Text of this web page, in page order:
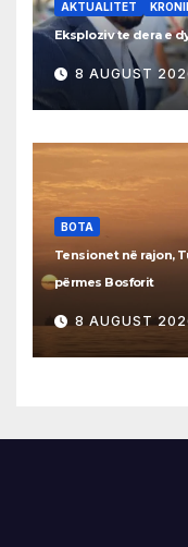
AKTUALITET
Eksploziv te dera e
8 AUGUST
BOTA
Tensionet në rajon,
përmes Bosforit
8 AUGUST